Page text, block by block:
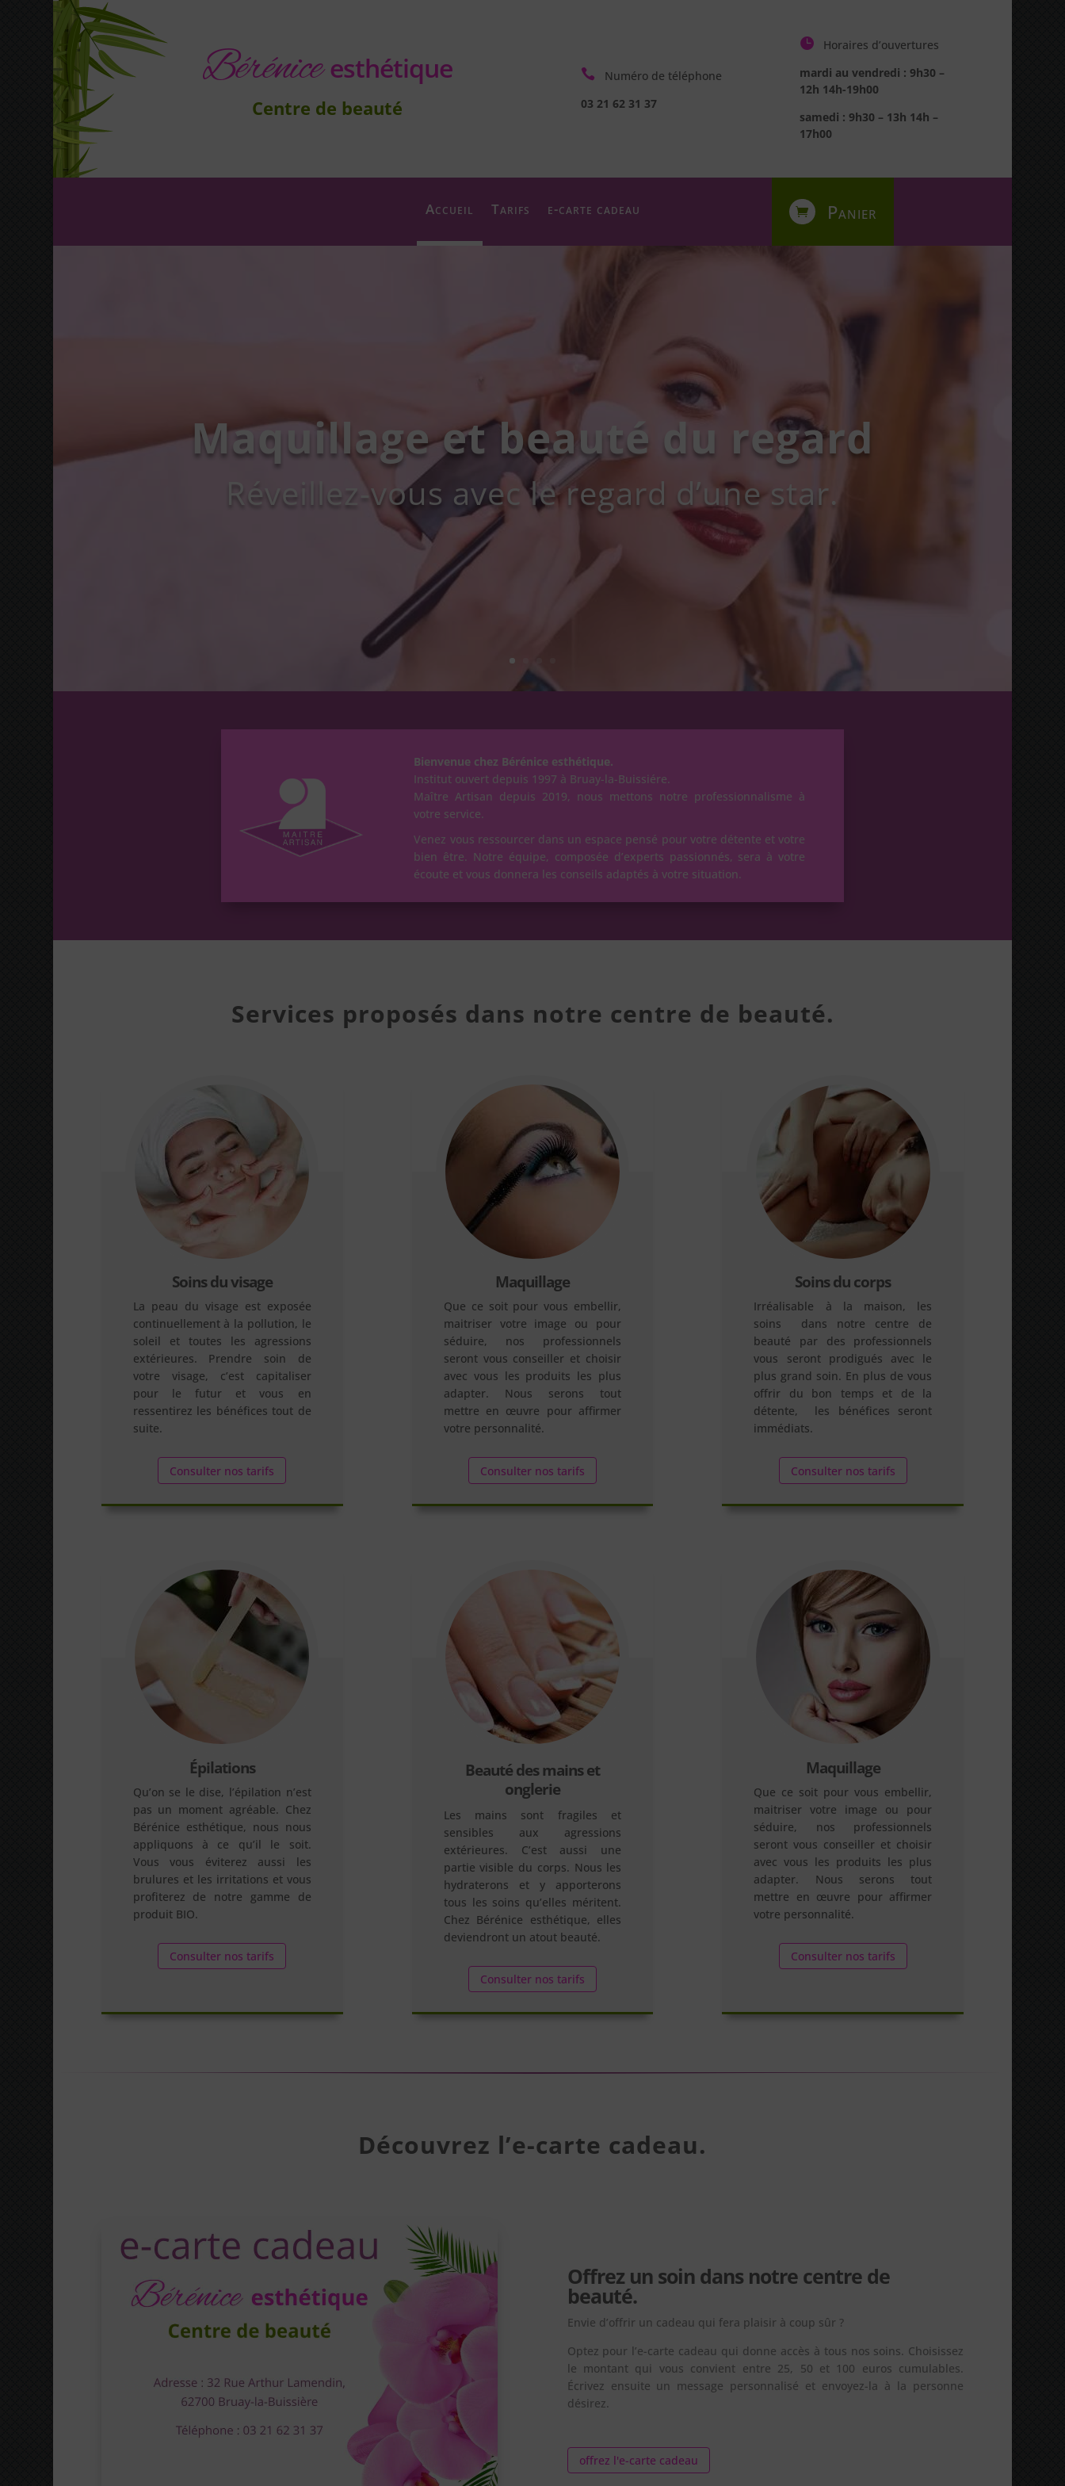
Béréniceesthétique
Centre de beauté

Numéro de téléphone
03 21 62 31 37

Horaires d’ouvertures
mardi au vendredi : 9h30 –
12h 14h-19h00
samedi : 9h30 – 13h 14h –
17h00
Accueil Tarifs e-carte cadeau  Panier
Onglerie
Nos professionnels subliment vos mains et
vos pieds.
Bienvenue chez Bérénice esthétique.
Institut ouvert depuis 1997 à Bruay-la-Buissiére.
Maître Artisan depuis 2019, nous mettons notre professionnalisme à
votre service.
Venez vous ressourcer dans un espace pensé pour votre détente et votre
bien être. Notre équipe, composée d’experts passionnés, sera à votre
écoute et vous donnera les conseils adaptés à votre situation.
Services proposés dans notre centre de beauté.
Soins du visage
La peau du visage est exposée
continuellement à la pollution, le
soleil et toutes les agressions
extérieures. Prendre soin de
votre visage, c’est capitaliser
pour le futur et vous en
ressentirez les bénéfices tout de
suite.
Consulter nos tarifs
Maquillage
Que ce soit pour vous embellir,
maitriser votre image ou pour
séduire, nos professionnels
seront vous conseiller et choisir
avec vous les produits les plus
adapter. Nous serons tout
mettre en œuvre pour affirmer
votre personnalité.
Consulter nos tarifs
Soins du corps
Irréalisable à la maison, les
soins dans notre centre de
beauté par des professionnels
vous seront prodigués avec le
plus grand soin. En plus de vous
offrir du bon temps et de la
détente, les bénéfices seront
immédiats.
Consulter nos tarifs
Épilations
Qu’on se le dise, l’épilation n’est
pas un moment agréable. Chez
Bérénice esthétique, nous nous
appliquons à ce qu’il le soit.
Vous vous éviterez aussi les
brulures et les irritations et vous
profiterez de notre gamme de
produit BIO.
Consulter nos tarifs
Beauté des mains et
onglerie
Les mains sont fragiles et
sensibles aux agressions
extérieures. C’est aussi une
partie visible du corps. Nous les
hydraterons et y apporterons
tous les soins qu’elles méritent.
Chez Bérénice esthétique, elles
deviendront un atout beauté.
Consulter nos tarifs
Maquillage
Que ce soit pour vous embellir,
maitriser votre image ou pour
séduire, nos professionnels
seront vous conseiller et choisir
avec vous les produits les plus
adapter. Nous serons tout
mettre en œuvre pour affirmer
votre personnalité.
Consulter nos tarifs
Découvrez l’e-carte cadeau.
Offrez un soin dans notre centre de
beauté.
Envie d’offrir un cadeau qui fera plaisir à coup sûr ?
Optez pour l’e-carte cadeau qui donne accès à tous nos soins. Choisissez
le montant qui vous convient entre 25, 50 et 100 euros cumulables.
Écrivez ensuite un message personnalisé et envoyez-la à la personne
désirez.
offrez l'e-carte cadeau